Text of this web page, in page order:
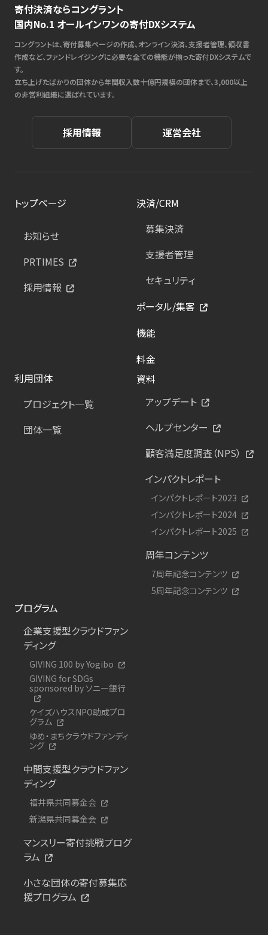
寄付決済ならコングラント
国内No.1 オールインワンの寄付DXシステム
コングラントは、寄付募集ページの作成、オンライン決済、支援者管理、領収書
作成など、ファンドレイジングに必要な全ての機能が揃った寄付DXシステムで
す。
立ち上げたばかりの団体から年間収入数十億円規模の団体まで、3,000以上
の非営利組織に選ばれています。
採用情報 運営会社
トップページ
お知らせ
PRTIMES
採用情報
決済/CRM
募集決済
支援者管理
セキュリティ
ポータル/集客
機能
料金
利用団体
プロジェクト一覧
団体一覧
資料
アップデート
ヘルプセンター
顧客満足度調査（NPS）
インパクトレポート
インパクトレポート2023
インパクトレポート2024
インパクトレポート2025
周年コンテンツ
7周年記念コンテンツ
5周年記念コンテンツ
プログラム
企業支援型クラウドファン
ディング
GIVING 100 by Yogibo
GIVING for SDGs
sponsored by ソニー銀行
ケイズハウスNPO助成プロ
グラム
ゆめ・まちクラウドファンディ
ング
中間支援型クラウドファン
ディング
福井県共同募金会
新潟県共同募金会
マンスリー寄付挑戦プログ
ラム
小さな団体の寄付募集応
援プログラム